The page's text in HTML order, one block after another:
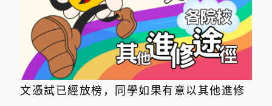
文憑試已經放榜，同學如果有意以其他進修